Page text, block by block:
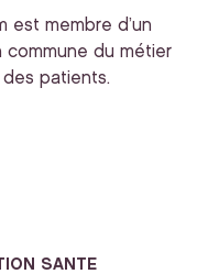
est membre d’un
du métier
patients.
SANTE